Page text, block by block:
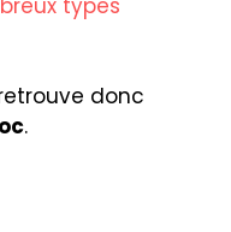
donc
.